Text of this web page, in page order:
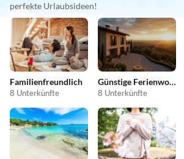
perfekte Urlaubsideen!
Familienfreundlich
8 Unterkünfte
Günstige Ferienwohnungen
8 Unterkünfte